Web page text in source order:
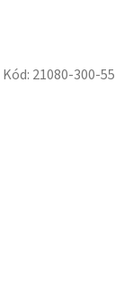
Kód: 21080-300-55